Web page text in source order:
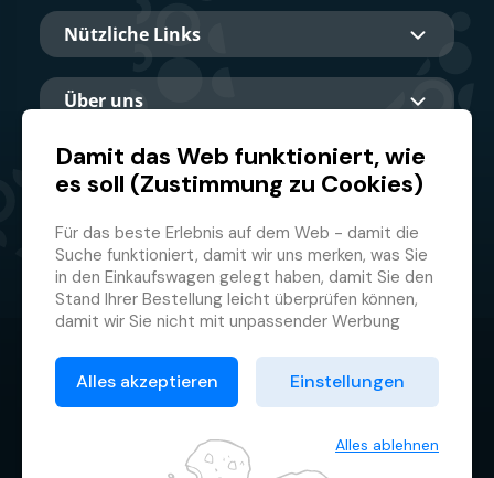
Nützliche Links
Über uns
Hauptpartner
© 2026 GMF Aquapark Prague, a.s.
Datenschutzrichtlinie
Allgemeine Geschäftsbedingungen
Cookie-Verwaltung
Damit das Web funktioniert, wie
es soll (Zustimmung zu Cookies)
Für das beste Erlebnis auf dem Web - damit die
Suche funktioniert, damit wir uns merken, was Sie
in den Einkaufswagen gelegt haben, damit Sie den
Stand Ihrer Bestellung leicht überprüfen können,
damit wir Sie nicht mit unpassender Werbung
anmelden müssen.
Deswegen brauchen wir von Ihnen Ihre
kleiner Textdateien, die zeitweilig auf Ihrem
Browser gespeichert werden. Wir danken Ihnen,
Alles akzeptieren Einstellungen
Alles ablehnen